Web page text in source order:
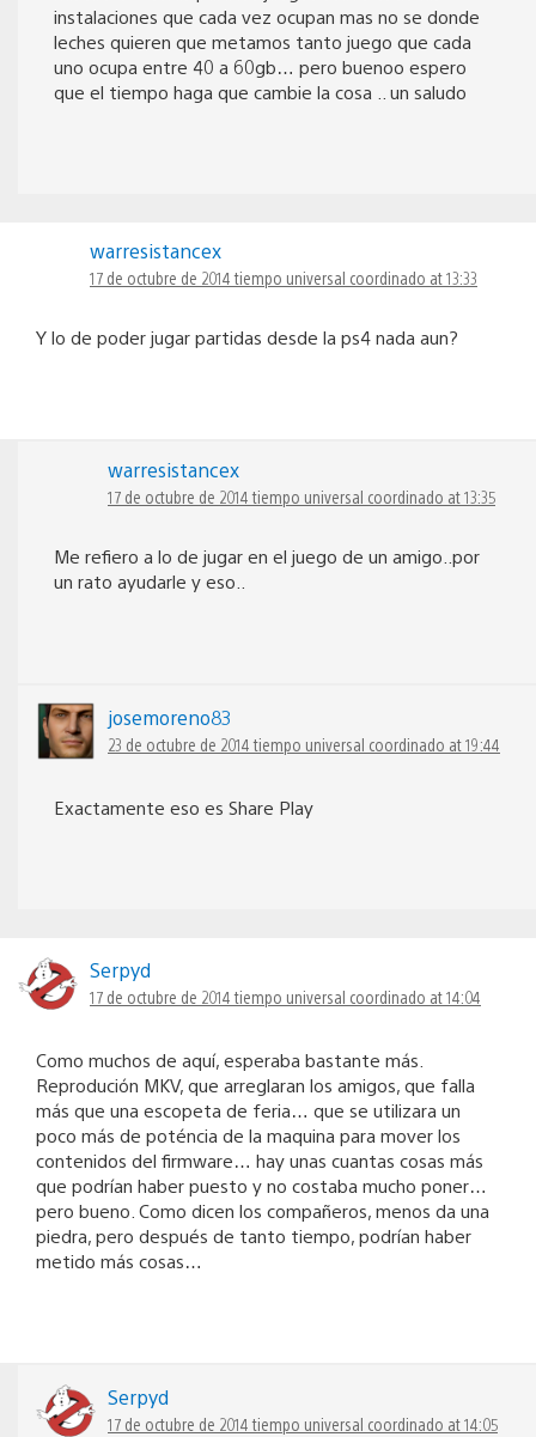
instalaciones que cada vez ocupan mas no se donde
leches quieren que metamos tanto juego que cada
uno ocupa entre 40 a 60gb… pero buenoo espero
que el tiempo haga que cambie la cosa .. un saludo
warresistancex
17 de octubre de 2014 tiempo universal coordinado at 13:33
Y lo de poder jugar partidas desde la ps4 nada aun?
warresistancex
17 de octubre de 2014 tiempo universal coordinado at 13:35
Me refiero a lo de jugar en el juego de un amigo..por
un rato ayudarle y eso..
josemoreno83
23 de octubre de 2014 tiempo universal coordinado at 19:44
Exactamente eso es Share Play
Serpyd
17 de octubre de 2014 tiempo universal coordinado at 14:04
Como muchos de aquí, esperaba bastante más.
Reprodución MKV, que arreglaran los amigos, que falla
más que una escopeta de feria… que se utilizara un
poco más de poténcia de la maquina para mover los
contenidos del firmware… hay unas cuantas cosas más
que podrían haber puesto y no costaba mucho poner…
pero bueno. Como dicen los compañeros, menos da una
piedra, pero después de tanto tiempo, podrían haber
metido más cosas…
Serpyd
17 de octubre de 2014 tiempo universal coordinado at 14:05